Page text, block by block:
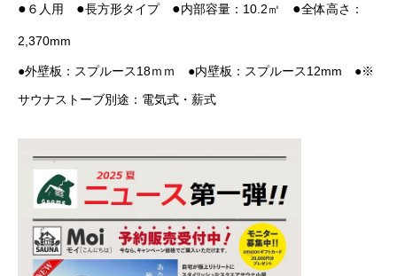
● ６人用 ●長方形タイプ ●内部容量：10.2㎥ ●全体高さ：
2,370mm
●外壁板：スプルース18ｍｍ ●内壁板：スプルース12mm ●※
サウナストーブ別途：電気式・薪式